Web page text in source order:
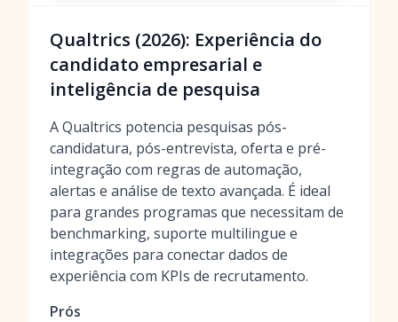
Qualtrics (2026): Experiência do
candidato empresarial e
inteligência de pesquisa
A Qualtrics potencia pesquisas pós-
candidatura, pós-entrevista, oferta e pré-
integração com regras de automação,
alertas e análise de texto avançada. É ideal
para grandes programas que necessitam de
benchmarking, suporte multilingue e
integrações para conectar dados de
experiência com KPIs de recrutamento.
Prós